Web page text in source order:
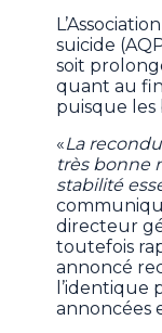
suicide
soit
quant au
puisque les
«La
très bonne
stabilité
directeur
toutefois
annoncé
l’identique
annoncées